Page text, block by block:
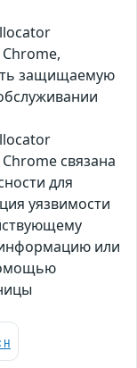
защищаемую
связана
для
уязвимости
или